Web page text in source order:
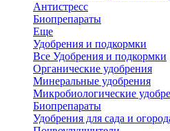
Антистресс
Биопрепараты
Еще
Удобрения и подкормки
Все Удобрения и подкормки
Органические удобрения
Минеральные удобрения
Микробиологические
Биопрепараты
Удобрения для сада и